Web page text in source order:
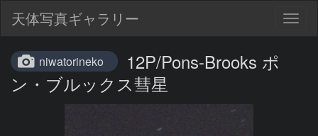
天体写真ギャラリー
niwatorineko
12P/Pons-Brooks ポ
ン・ブルックス彗星